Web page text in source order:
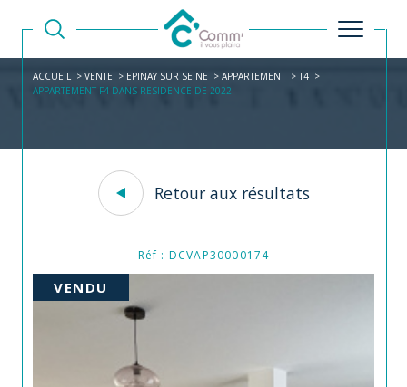
ACCUEIL VENTE EPINAY SUR SEINE APPARTEMENT
T4
APPARTEMENT F4 DANS RESIDENCE DE 2022
Retour aux résultats
Réf : DCVAP30000174
VENDU